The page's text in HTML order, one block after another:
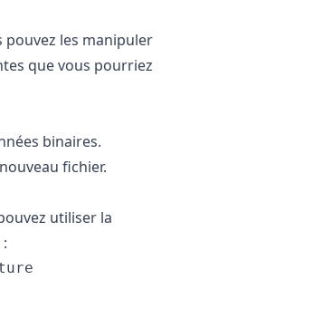
pouvez les manipuler
que vous pourriez
binaires.
fichier.
utiliser la